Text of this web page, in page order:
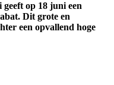
op 18 juni een
Dit grote en
een opvallend hoge